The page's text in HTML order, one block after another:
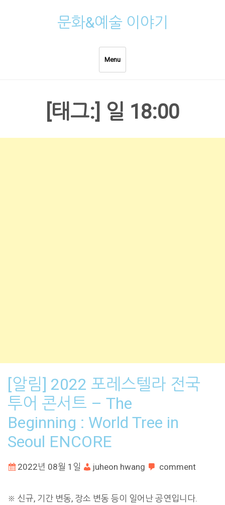
문화&예술 이야기
Menu
[태그:] 일 18:00
[알림] 2022 포레스텔라 전국
투어 콘서트 – The
Beginning : World Tree in
Seoul ENCORE
2022년 08월 1일 juheon hwang comment
※ 신규, 기간 변동, 장소 변동 등이 일어난 공연입니다.